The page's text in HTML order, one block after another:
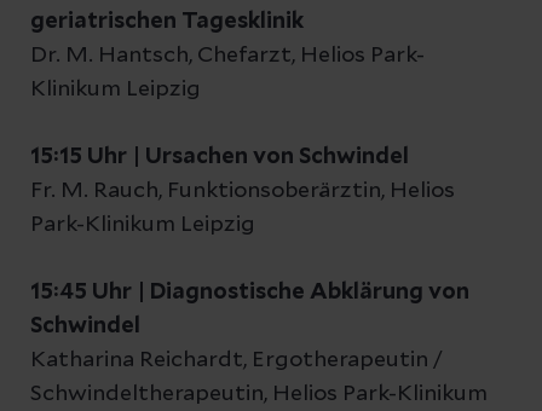
geriatrischen Tagesklinik
Dr. M. Hantsch, Chefarzt, Helios Park-
Klinikum Leipzig
15:15 Uhr
Ursachen von Schwindel
Fr. M. Rauch, Funktionsoberärztin, Helios
Park-Klinikum Leipzig
15:45 Uhr
Diagnostische Abklärung von
Schwindel
Katharina Reichardt, Ergotherapeutin /
Schwindeltherapeutin, Helios Park-Klinikum